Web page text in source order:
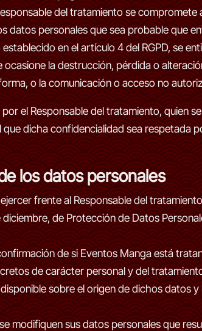
del tratamiento se compromete
datos personales que sea probable que
en el artículo 4 del RGPD, se
la destrucción, pérdida o
o la comunicación o acceso no
el Responsable del tratamiento, quien
dicha confidencialidad sea respetada
los datos personales
frente al Responsable del
de Protección de Datos
de si Eventos Manga está
de carácter personal y del
sobre el origen de dichos datos
modifiquen sus datos personales que